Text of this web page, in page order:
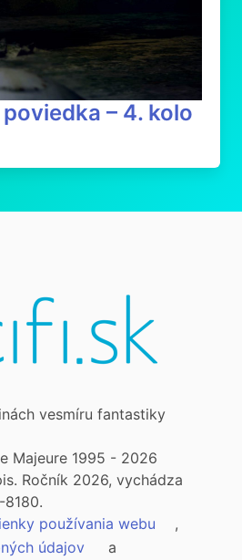
– 4. kolo
vesmíru fantastiky
Majeure 1995 - 2026
Ročník 2026, vychádza
8180.
používania webu
,
údajov
a